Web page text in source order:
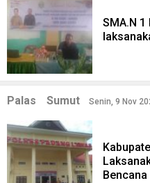
SMA.N
Palas Sumut Senin, 9 Nov
Bencana